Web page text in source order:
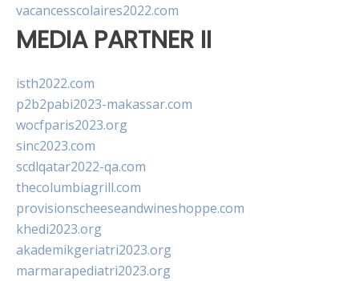
vacancesscolaires2022.com
MEDIA PARTNER II
isth2022.com
p2b2pabi2023-makassar.com
wocfparis2023.org
sinc2023.com
scdlqatar2022-qa.com
thecolumbiagrill.com
provisionscheeseandwineshoppe.com
khedi2023.org
akademikgeriatri2023.org
marmarapediatri2023.org